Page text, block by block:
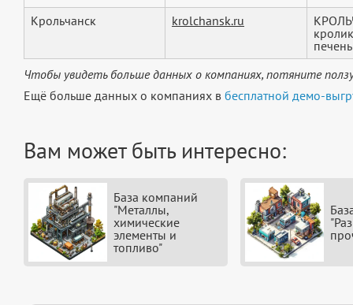
Крольчанск krolchansk.ru
Чтобы увидеть больше данных о компаниях, потяните
Ещё больше данных о компаниях в бесплатной демо-
Вам может быть интересно:
База компаний
"Металлы,
химические
элементы и
топливо"